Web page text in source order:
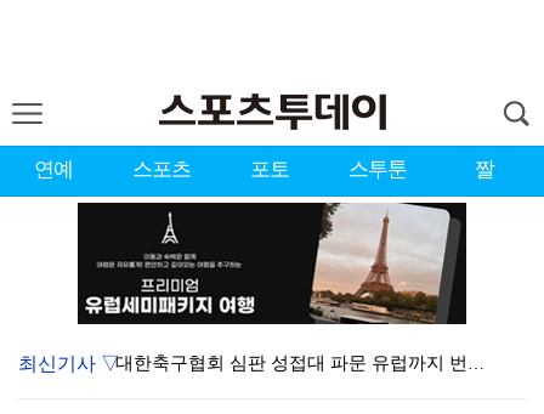
연예 스포츠 포토 스투툰 짤
대한축구협회 심판 성접대 파문 유럽까지 번졌다…佛 매체…
최신기사 ▽